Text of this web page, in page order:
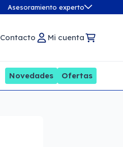
Asesoramiento experto
Contacto Mi cuenta
Novedades Ofertas